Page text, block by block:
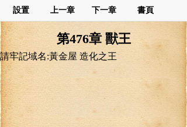
設置 上一章 下一章 書頁
第476章 獸王
請牢記域名:黃金屋 造化之王